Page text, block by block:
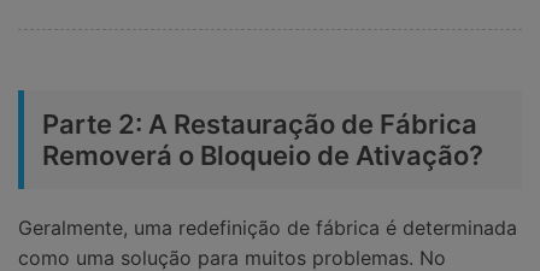
Parte 2: A Restauração de Fábrica
Removerá o Bloqueio de Ativação?
Geralmente, uma redefinição de fábrica é determinada
como uma solução para muitos problemas. No